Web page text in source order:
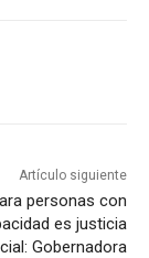
Artículo siguiente
personas con
es justicia
Gobernadora